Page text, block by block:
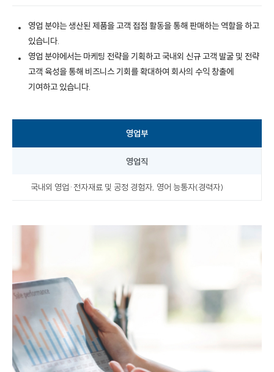
영업 분야는 생산된 제품을 고객 접점 활동을 통해 판매하는 역할을 하고
있습니다.
영업 분야에서는 마케팅 전략을 기획하고 국내외 신규 고객 발굴 및 전략
고객 육성을 통해 비즈니스 기회를 확대하여 회사의 수익 창출에
기여하고 있습니다.
영업부
영업직
국내외 영업·전자재료 및 공정 경험자, 영어 능통자(경력자)